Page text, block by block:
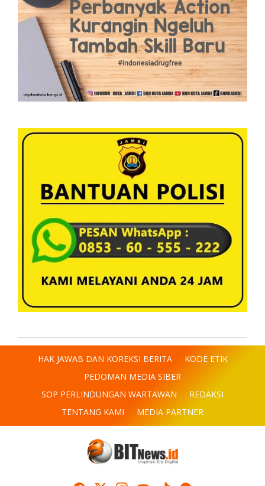
HAK JAWAB DAN KOREKSI BERITA
KODE ETIK
PEDOMAN MEDIA SIBER
SOP PERLINDUNGAN WARTAWAN
REDAKSI
TENTANG KAMI
MEDIA PARTNER